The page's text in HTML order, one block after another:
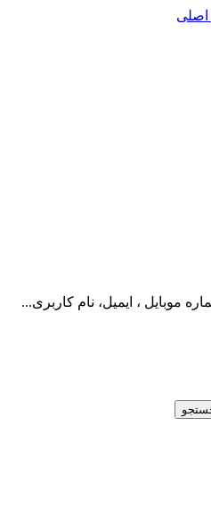
اصلی
موبایل ، ایمیل، نام کاربری...